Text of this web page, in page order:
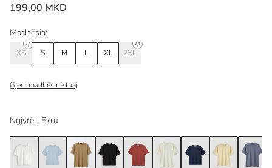
199,00 MKD
Ngjyrë: Ekru
Madhësia:
XS S M L XL 2XL
Gjeni madhësinë tuaj